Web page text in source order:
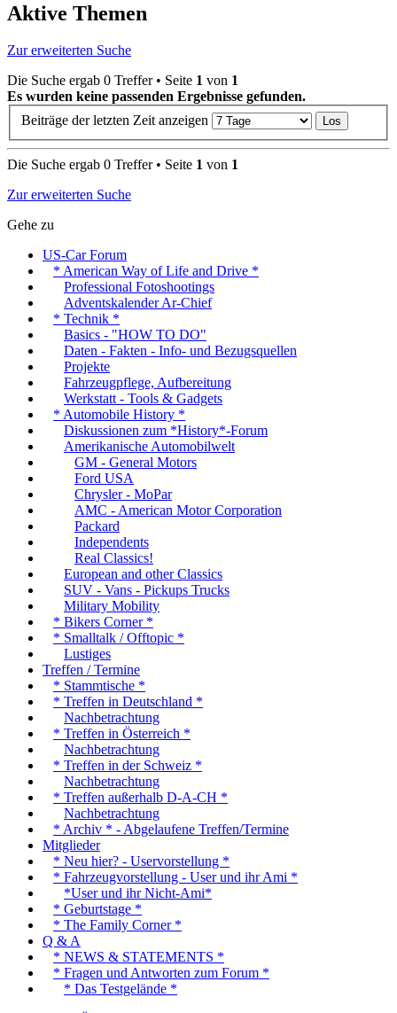
Aktive Themen
Zur erweiterten Suche
Die Suche ergab 0 Treffer • Seite 1 von 1
Es wurden keine passenden Ergebnisse gefunden.
Beiträge der letzten Zeit anzeigen
Die Suche ergab 0 Treffer • Seite 1 von 1
Zur erweiterten Suche
Gehe zu
US-Car Forum
* American Way of Life and Drive *
Professional Fotoshootings
Adventskalender Ar-Chief
* Technik *
Basics - "HOW TO DO"
Daten - Fakten - Info- und Bezugsquellen
Projekte
Fahrzeugpflege, Aufbereitung
Werkstatt - Tools & Gadgets
* Automobile History *
Diskussionen zum *History*-Forum
Amerikanische Automobilwelt
GM - General Motors
Ford USA
Chrysler - MoPar
AMC - American Motor Corporation
Packard
Independents
Real Classics!
European and other Classics
SUV - Vans - Pickups Trucks
Military Mobility
* Bikers Corner *
* Smalltalk / Offtopic *
Lustiges
Treffen / Termine
* Stammtische *
* Treffen in Deutschland *
Nachbetrachtung
* Treffen in Österreich *
Nachbetrachtung
* Treffen in der Schweiz *
Nachbetrachtung
* Treffen außerhalb D-A-CH *
Nachbetrachtung
* Archiv * - Abgelaufene Treffen/Termine
Mitglieder
* Neu hier? - Uservorstellung *
* Fahrzeugvorstellung - User und ihr Ami *
*User und ihr Nicht-Ami*
* Geburtstage *
* The Family Corner *
Q & A
* NEWS & STATEMENTS *
* Fragen und Antworten zum Forum *
* Das Testgelände *